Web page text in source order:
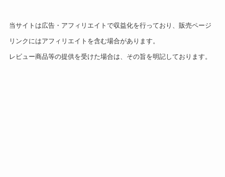
当サイトは広告・アフィリエイトで収益化を行っており、販売ページ
リンクにはアフィリエイトを含む場合があります。
レビュー商品等の提供を受けた場合は、その旨を明記しております。